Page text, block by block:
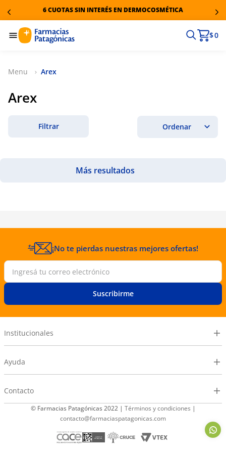
6 CUOTAS SIN INTERÉS EN DERMOCOSMÉTICA
$ 0
Arex
Arex
Filtrar
¡No te pierdas nuestras mejores ofertas!
Suscribirme
Institucionales
Ayuda
Contacto
© Farmacias Patagónicas 2022 | Términos y condiciones |
contacto@farmaciaspatagonicas.com